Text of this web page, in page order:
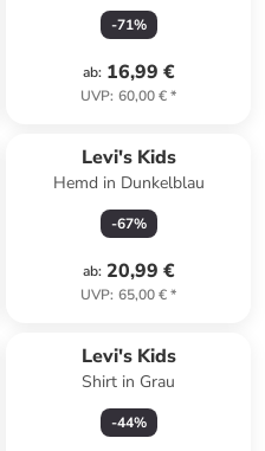
-71%
ab: 16,99 €
UVP: 60,00 €*
Levi's Kids
Hemd in Dunkelblau
-67%
ab: 20,99 €
UVP: 65,00 €*
Levi's Kids
Shirt in Grau
-44%